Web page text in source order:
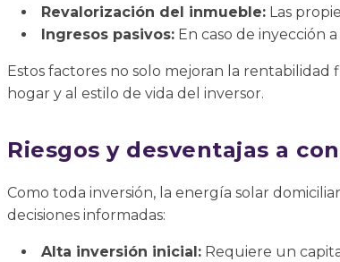
Revalorización del inmueble: Las
Ingresos pasivos: En caso de inyección
Estos factores no solo mejoran la
hogar y al estilo de vida del inversor.
Riesgos y desventajas a
Como toda inversión, la energía solar
decisiones informadas:
Alta inversión inicial: Requiere un